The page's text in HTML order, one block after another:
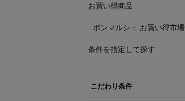
お買い得商品
ボンマルシェ お買い得市場
条件を指定して探す
こだわり条件